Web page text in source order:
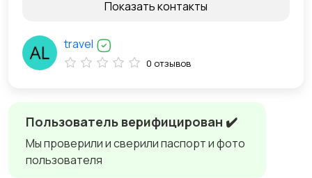
Пользователь верифицирован ✔️
Мы проверили и сверили паспорт и фото
пользователя
Показать контакты
travel
0 отзывов